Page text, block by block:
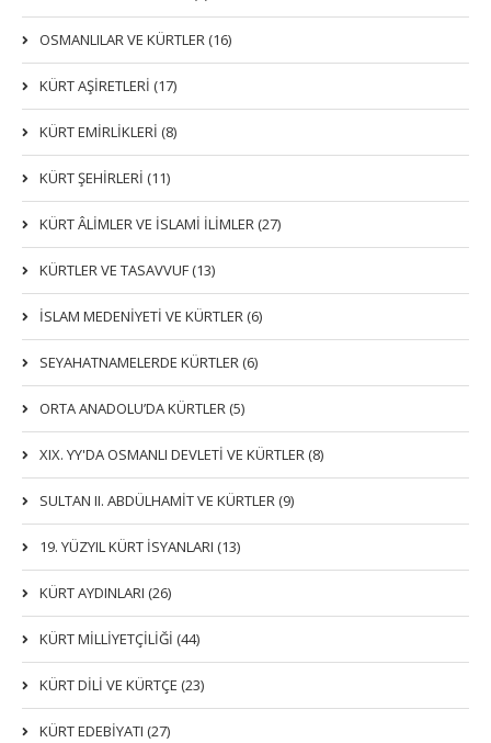
OSMANLILAR VE KÜRTLER (16)
KÜRT AŞİRETLERİ (17)
KÜRT EMİRLİKLERİ (8)
KÜRT ŞEHİRLERİ (11)
KÜRT ÂLİMLER VE İSLAMİ İLİMLER (27)
KÜRTLER VE TASAVVUF (13)
İSLAM MEDENİYETİ VE KÜRTLER (6)
SEYAHATNAMELERDE KÜRTLER (6)
ORTA ANADOLU’DA KÜRTLER (5)
XIX. YY'DA OSMANLI DEVLETI VE KÜRTLER (8)
SULTAN II. ABDÜLHAMİT VE KÜRTLER (9)
19. YÜZYIL KÜRT İSYANLARI (13)
KÜRT AYDINLARI (26)
KÜRT MİLLİYETÇİLİĞİ (44)
KÜRT DİLİ VE KÜRTÇE (23)
KÜRT EDEBİYATI (27)